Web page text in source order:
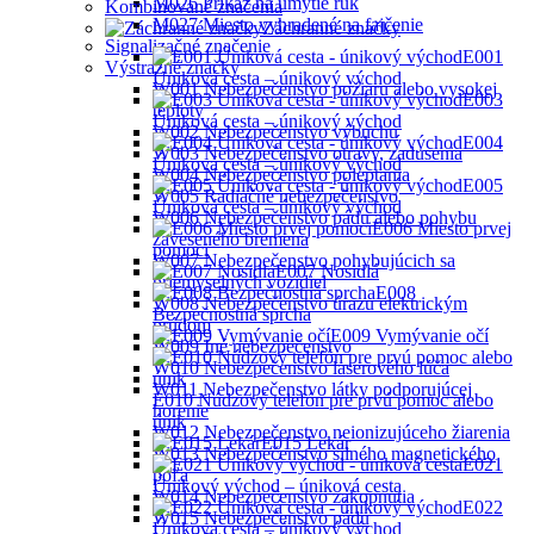
M027 Miesto vyhradené na fajčenie
Signalizačné značenie
Výstražné značky
W001 Nebezpečenstvo požiaru alebo vysokej
teploty
W002 Nebezpečenstvo výbuchu
W003 Nebezpečenstvo otravy, zadusenia
W004 Nebezpečenstvo poleptania
W005 Radiačné nebezpečenstvo
W006 Nebezpečenstvo pádu alebo pohybu
zaveseného bremena
W007 Nebezpečenstvo pohybujúcich sa
priemyselných vozidiel
W008 Nebezpečenstvo úrazu elektrickým
prúdom
W009 Iné nebezpečenstvo
W010 Nebezpečenstvo laserového lúča
W011 Nebezpečenstvo látky podporujúcej
horenie
W012 Nebezpečenstvo neionizujúceho žiarenia
W013 Nebezpečenstvo silného magnetického
poľa
W014 Nebezpečenstvo zakopnutia
W015 Nebezpečenstvo pádu
Kombinované značenia
Záchranné značky
E001
Úniková cesta – únikový východ
E003
Úniková cesta – únikový východ
E004
Úniková cesta – únikový východ
E005
Ůniková cesta – únikový východ
E006 Miesto prvej
pomoci
E007 Nosidlá
E008
Bezpečnostná sprcha
E009 Vymývanie očí
E010 Núdzový telefón pre prvú pomoc alebo
únik
E015 Lekár
E021
Únikový východ – úniková cesta
E022
Úniková cesta – únikový východ